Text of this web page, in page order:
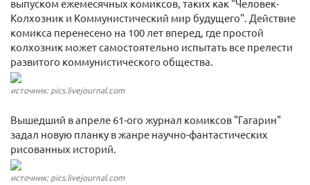
выпуском ежемесячных комиксов, таких как "Человек-
Колхозник и Коммунистический мир будущего". Действие
комикса перенесено на 100 лет вперед, где простой
колхозник может самостоятельно испытать все прелести
развитого коммунистического общества.
источник: pics.livejournal.com
Вышедший в апреле 61-ого журнал комиксов "Гагарин"
задал новую планку в жанре научно-фантастических
рисованных историй.
источник: pics.livejournal.com